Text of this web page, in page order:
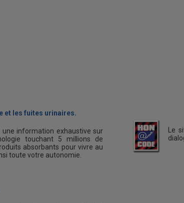
et les fuites urinaires.
information exhaustive sur
touchant 5 millions de
absorbants pour vivre au
toute votre autonomie.
Le